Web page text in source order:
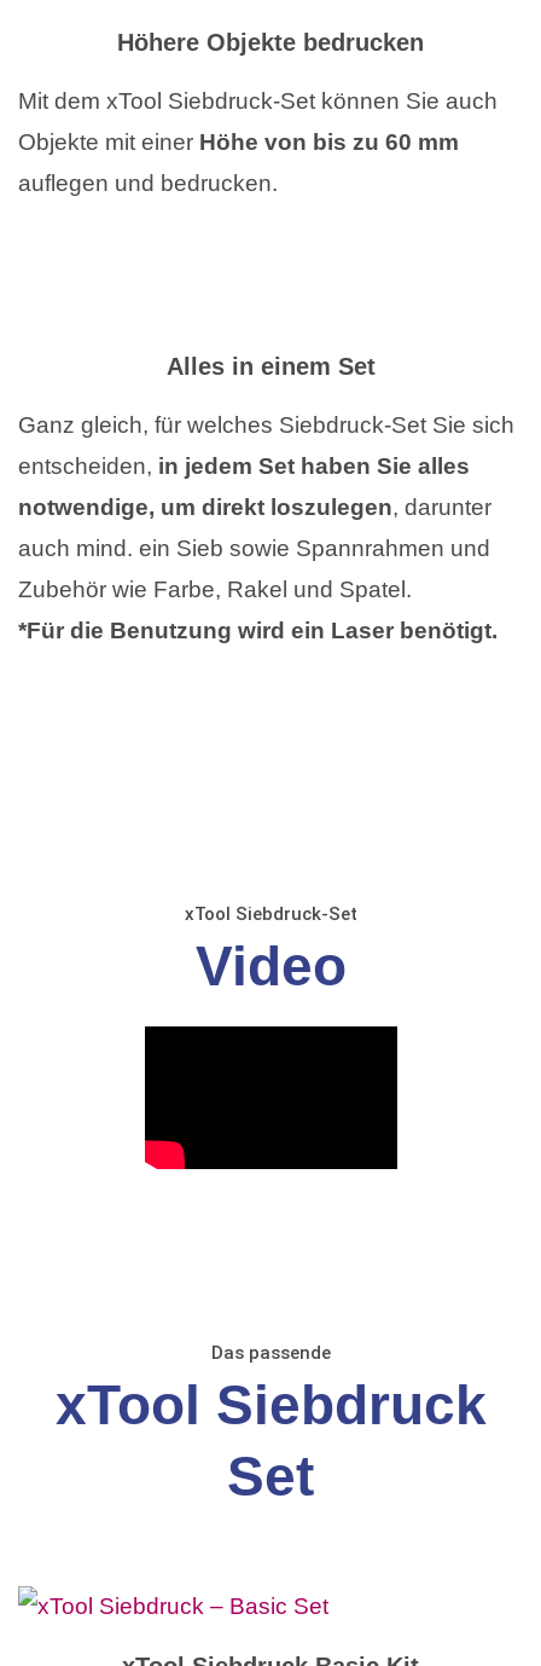
Höhere Objekte bedrucken
Mit dem xTool Siebdruck-Set können Sie auch
Objekte mit einer Höhe von bis zu 60 mm
auflegen und bedrucken.
Alles in einem Set
Ganz gleich, für welches Siebdruck-Set Sie sich
entscheiden, in jedem Set haben Sie alles
notwendige, um direkt loszulegen, darunter
auch mind. ein Sieb sowie Spannrahmen und
Zubehör wie Farbe, Rakel und Spatel.
*Für die Benutzung wird ein Laser benötigt.
xTool Siebdruck-Set
Video
Das passende
xTool Siebdruck
Set